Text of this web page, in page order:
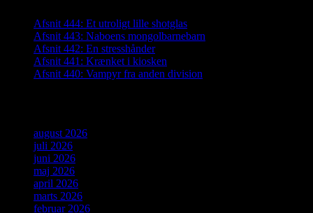
Afsnit 444: Et utroligt lille shotglas
Afsnit 443: Naboens mongolbarnebarn
Afsnit 442: En stresshånder
Afsnit 441: Krænket i kiosken
Afsnit 440: Vampyr fra anden division
august 2026
juli 2026
juni 2026
maj 2026
april 2026
marts 2026
februar 2026